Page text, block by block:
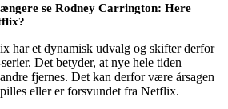
se Rodney Carrington: Here
har et dynamisk udvalg og skifter derfor
Det betyder, at nye hele tiden
fjernes. Det kan derfor være årsagen
eller er forsvundet fra Netflix.